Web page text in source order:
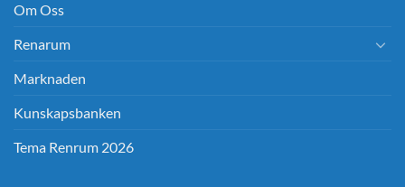
Om Oss
Renarum
Marknaden
Kunskapsbanken
Tema Renrum 2026